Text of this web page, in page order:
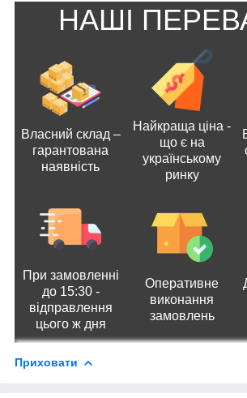
НАШІ
Власний склад –
гарантована
наявність
Найкраща ціна -
що є на
українському
ринку
При замовленні
до 15:30 -
відправлення
цього ж дня
Оперативне
виконання
замовлень
Приховати